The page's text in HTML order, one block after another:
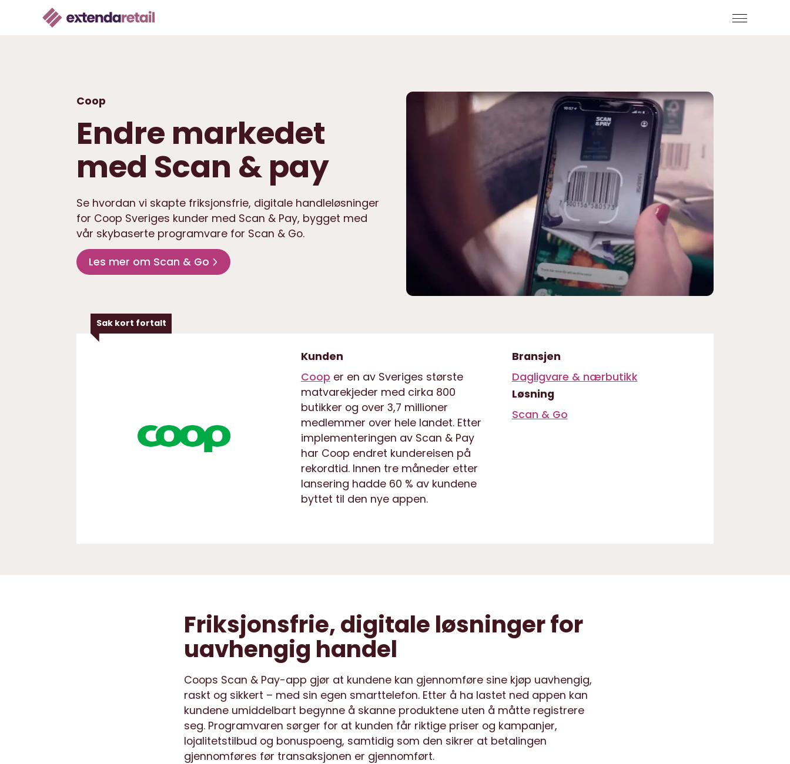
Coop
Endre markedet
med Scan & pay
Se hvordan vi skapte friksjonsfrie, digitale handleløsninger
for Coop Sveriges kunder med Scan & Pay, bygget med
vår skybaserte programvare for Scan & Go.
Les mer om Scan & Go
Sak kort fortalt
Kunden
Coop er en av Sveriges største
matvarekjeder med cirka 800
butikker og over 3,7 millioner
medlemmer over hele landet. Etter
implementeringen av Scan & Pay
har Coop endret kundereisen på
rekordtid. Innen tre måneder etter
lansering hadde 60 % av kundene
byttet til den nye appen.
Bransjen
Dagligvare & nærbutikk
Løsning
Scan & Go
Friksjonsfrie, digitale løsninger for
uavhengig handel
Coops Scan & Pay-app gjør at kundene kan gjennomføre sine kjøp uavhengig,
raskt og sikkert – med sin egen smarttelefon. Etter å ha lastet ned appen kan
kundene umiddelbart begynne å skanne produktene uten å måtte registrere
seg. Programvaren sørger for at kunden får riktige priser og kampanjer,
lojalitetstilbud og bonuspoeng, samtidig som den sikrer at betalingen
gjennomføres før transaksjonen er gjennomført.